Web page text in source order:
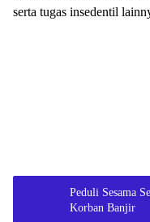
serta tugas insedentil
Peduli Sesama
Korban Banjir